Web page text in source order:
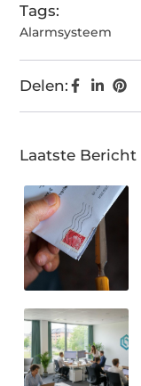
Tags:
Alarmsysteem
Delen:
Laatste Bericht